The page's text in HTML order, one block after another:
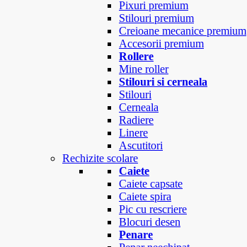
Pixuri premium
Stilouri premium
Creioane mecanice premium
Accesorii premium
Rollere
Mine roller
Stilouri si cerneala
Stilouri
Cerneala
Radiere
Linere
Ascutitori
Rechizite scolare
Caiete
Caiete capsate
Caiete spira
Pic cu rescriere
Blocuri desen
Penare